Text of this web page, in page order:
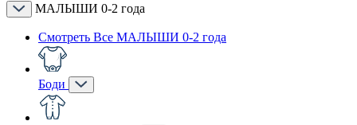
МАЛЫШИ 0-2 года
Смотреть Все МАЛЫШИ 0-2 года
Боди